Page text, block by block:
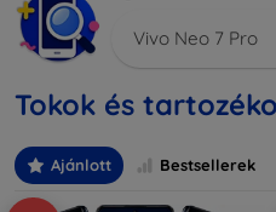
Vivo Neo 7 Pro
Tokok és
Ajánlott Bestsellerek